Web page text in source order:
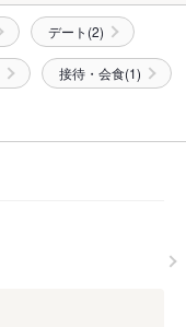
デート(2)
接待・会食(1)